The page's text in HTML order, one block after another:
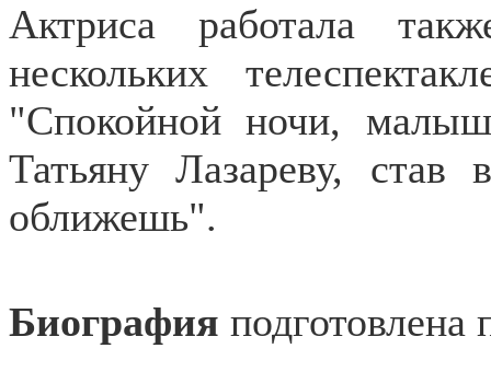
Актриса работала
нескольких
"Спокойной ночи,
Татьяну Лазареву,
оближешь".
Биография